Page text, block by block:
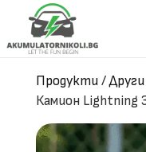
Продукти/Други
Камион Lightning